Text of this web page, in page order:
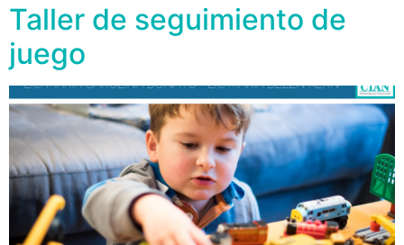
Taller de seguimiento de
juego